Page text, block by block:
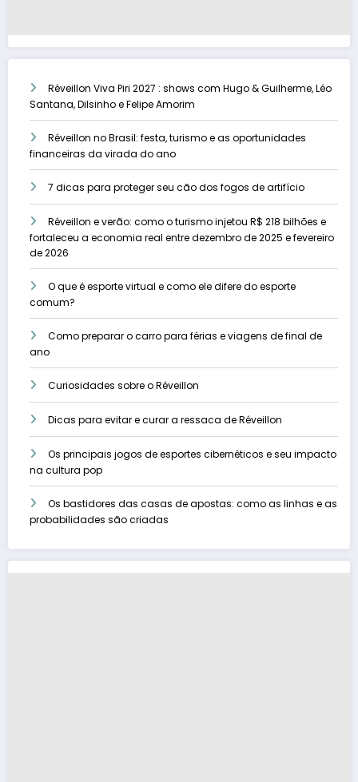
Réveillon Viva Piri 2027 : shows com Hugo & Guilherme, Léo
Santana, Dilsinho e Felipe Amorim
Réveillon no Brasil: festa, turismo e as oportunidades
financeiras da virada do ano
7 dicas para proteger seu cão dos fogos de artifício
Réveillon e verão: como o turismo injetou R$ 218 bilhões e
fortaleceu a economia real entre dezembro de 2025 e fevereiro
de 2026
O que é esporte virtual e como ele difere do esporte
comum?
Como preparar o carro para férias e viagens de final de
ano
Curiosidades sobre o Réveillon
Dicas para evitar e curar a ressaca de Réveillon
Os principais jogos de esportes cibernéticos e seu impacto
na cultura pop
Os bastidores das casas de apostas: como as linhas e as
probabilidades são criadas